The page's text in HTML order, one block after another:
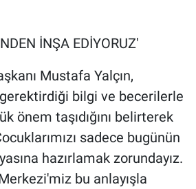
İNŞA EDİYORUZ'
Mustafa Yalçın,
gerektirdiği bilgi ve becerilerle
önem taşıdığını belirterek
sadece bugünün
hazırlamak zorundayız.
bu anlayışla